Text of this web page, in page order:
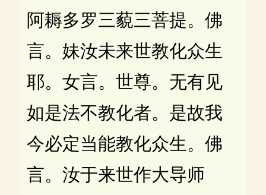
阿耨多罗三藐三菩提。佛
言。妹汝未来世教化众生
耶。女言。世尊。无有见
如是法不教化者。是故我
今必定当能教化众生。佛
言。汝于来世作大导师